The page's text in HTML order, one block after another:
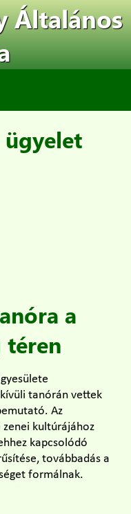
Általános
a
téren
tanórán vettek
Az
zenei kultúrájához
kapcsolódó
továbbadás a
formálnak.